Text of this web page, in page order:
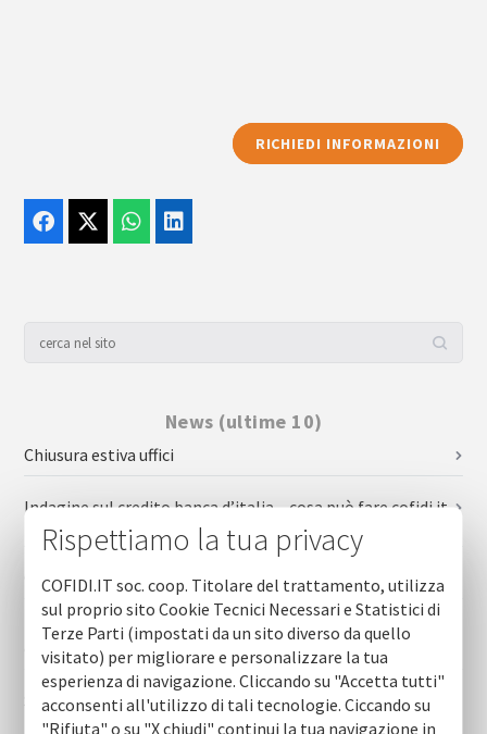
RICHIEDI INFORMAZIONI
News (ultime 10)
Chiusura estiva uffici
Indagine sul credito banca d’italia – cosa può fare cofidi.it
per le imprese
Orario estivo sede di bari
Il tuo credito, la nostra garanzia - cofidi.it, garanzia e
credito per la crescita delle imprese
Sospensione avvisi pubblici finanziati con risorse fesr–
fse+ 2021-2027
Rispettiamo la tua privacy
COFIDI.IT soc. coop. Titolare del trattamento, utilizza
sul proprio sito Cookie Tecnici Necessari e Statistici di
Terze Parti (impostati da un sito diverso da quello
visitato) per migliorare e personalizzare la tua
esperienza di navigazione. Cliccando su "Accetta tutti"
acconsenti all'utilizzo di tali tecnologie. Ciccando su
"Rifiuta" o su "X chiudi" continui la tua navigazione in